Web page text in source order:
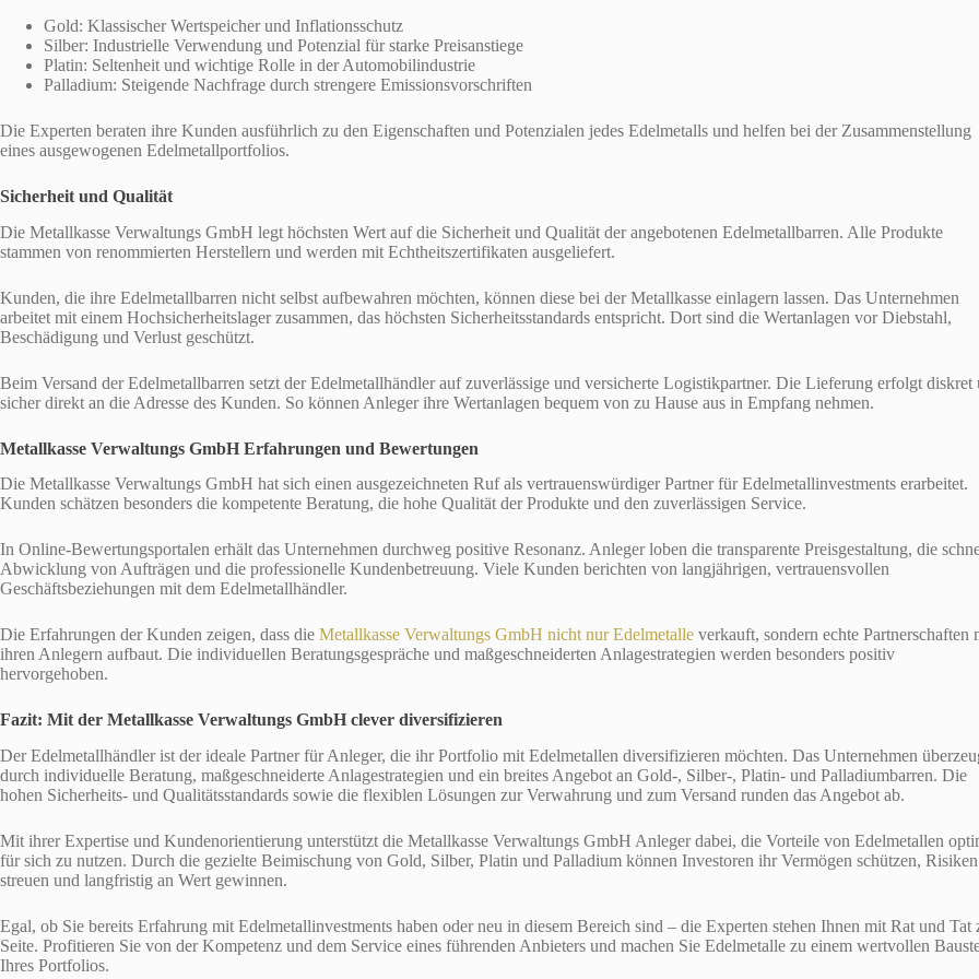
Gold: Klassischer Wertspeicher und Inflationsschutz
Silber: Industrielle Verwendung und Potenzial für starke Preisanstiege
Platin: Seltenheit und wichtige Rolle in der Automobilindustrie
Palladium: Steigende Nachfrage durch strengere Emissionsvorschriften
Die Experten beraten ihre Kunden ausführlich zu den Eigenschaften und Potenzialen jedes Edelmetalls und helfen bei der Zusammenstellung
eines ausgewogenen Edelmetallportfolios.
Sicherheit und Qualität
Die Metallkasse Verwaltungs GmbH legt höchsten Wert auf die Sicherheit und Qualität der angebotenen Edelmetallbarren. Alle Produkte
stammen von renommierten Herstellern und werden mit Echtheitszertifikaten ausgeliefert.
Kunden, die ihre Edelmetallbarren nicht selbst aufbewahren möchten, können diese bei der Metallkasse einlagern lassen. Das Unternehmen
arbeitet mit einem Hochsicherheitslager zusammen, das höchsten Sicherheitsstandards entspricht. Dort sind die Wertanlagen vor Diebstahl,
Beschädigung und Verlust geschützt.
Beim Versand der Edelmetallbarren setzt der Edelmetallhändler auf zuverlässige und versicherte Logistikpartner. Die Lieferung erfolgt diskret
sicher direkt an die Adresse des Kunden. So können Anleger ihre Wertanlagen bequem von zu Hause aus in Empfang nehmen.
Metallkasse Verwaltungs GmbH Erfahrungen und Bewertungen
Die Metallkasse Verwaltungs GmbH hat sich einen ausgezeichneten Ruf als vertrauenswürdiger Partner für Edelmetallinvestments erarbeitet.
Kunden schätzen besonders die kompetente Beratung, die hohe Qualität der Produkte und den zuverlässigen Service.
In Online-Bewertungsportalen erhält das Unternehmen durchweg positive Resonanz. Anleger loben die transparente Preisgestaltung, die
Abwicklung von Aufträgen und die professionelle Kundenbetreuung. Viele Kunden berichten von langjährigen, vertrauensvollen
Geschäftsbeziehungen mit dem Edelmetallhändler.
Die Erfahrungen der Kunden zeigen, dass die Metallkasse Verwaltungs GmbH nicht nur Edelmetalle verkauft, sondern echte Partnerschaften
ihren Anlegern aufbaut. Die individuellen Beratungsgespräche und maßgeschneiderten Anlagestrategien werden besonders positiv
hervorgehoben.
Fazit: Mit der Metallkasse Verwaltungs GmbH clever diversifizieren
Der Edelmetallhändler ist der ideale Partner für Anleger, die ihr Portfolio mit Edelmetallen diversifizieren möchten. Das Unternehmen
durch individuelle Beratung, maßgeschneiderte Anlagestrategien und ein breites Angebot an Gold-, Silber-, Platin- und Palladiumbarren. Die
hohen Sicherheits- und Qualitätsstandards sowie die flexiblen Lösungen zur Verwahrung und zum Versand runden das Angebot ab.
Mit ihrer Expertise und Kundenorientierung unterstützt die Metallkasse Verwaltungs GmbH Anleger dabei, die Vorteile von Edelmetallen
für sich zu nutzen. Durch die gezielte Beimischung von Gold, Silber, Platin und Palladium können Investoren ihr Vermögen schützen, Risiken
streuen und langfristig an Wert gewinnen.
Egal, ob Sie bereits Erfahrung mit Edelmetallinvestments haben oder neu in diesem Bereich sind – die Experten stehen Ihnen mit Rat und Tat
Seite. Profitieren Sie von der Kompetenz und dem Service eines führenden Anbieters und machen Sie Edelmetalle zu einem wertvollen
Ihres Portfolios.